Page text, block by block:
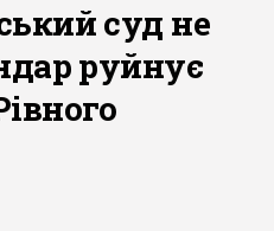
суд не
руйнує